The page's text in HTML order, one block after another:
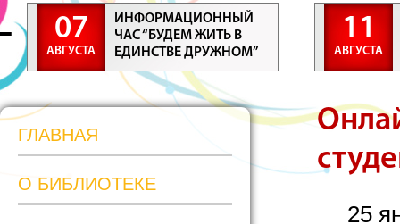
07
АВГУСТА
ИНФОРМАЦИОННЫЙ
ЧАС “БУДЕМ ЖИТЬ В
ЕДИНСТВЕ ДРУЖНОМ”
11
АВГУСТА
ГЛАВНАЯ
О БИБЛИОТЕКЕ
25